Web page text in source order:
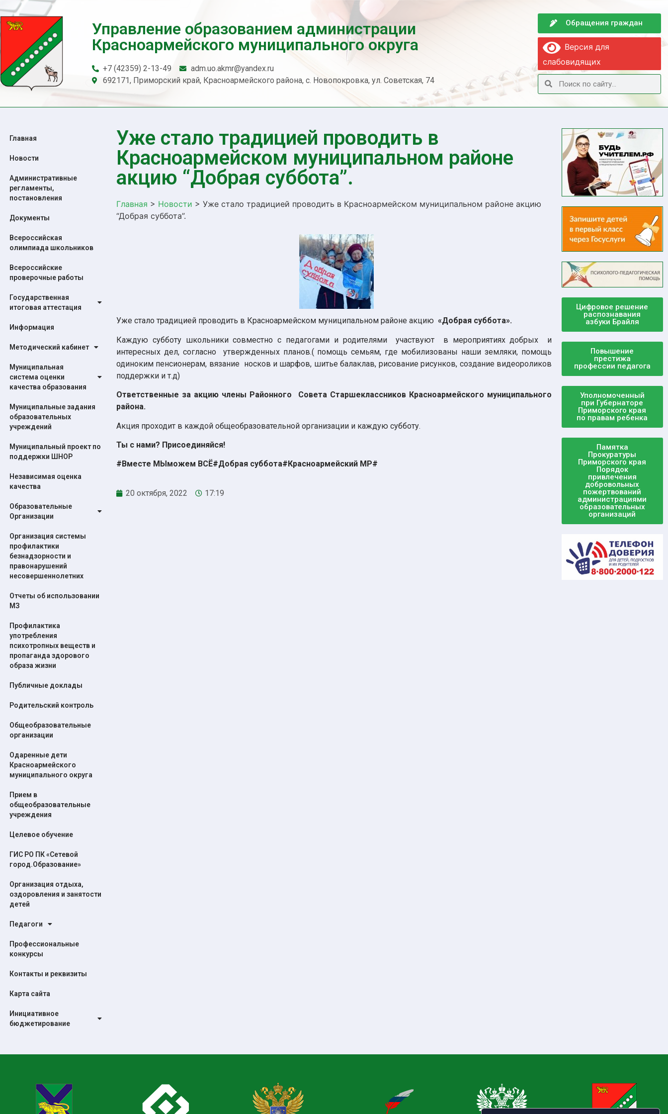
Управление образованием администрации
Красноармейского муниципального округа
+7 (42359) 2-13-49
adm.uo.akmr@yandex.ru
692171, Приморский край, Красноармейского района, с. Новопокровка, ул. Советская, 74
Обращения граждан
Версия для
слабовидящих
Главная
Новости
Административные
регламенты,
постановления
Документы
Всероссийская
олимпиада школьников
Всероссийские
проверочные работы
Государственная
итоговая аттестация
Информация
Методический кабинет
Муниципальная
система оценки
качества образования
Муниципальные задания
образовательных
учреждений
Муниципальный проект по
поддержки ШНОР
Независимая оценка
качества
Образовательные
Организации
Организация системы
профилактики
безнадзорности и
правонарушений
несовершеннолетних
Отчеты об использовании
МЗ
Профилактика
употребления
психотропных веществ и
пропаганда здорового
образа жизни
Публичные доклады
Родительский контроль
Общеобразовательные
организации
Одаренные дети
Красноармейского
муниципального округа
Прием в
общеобразовательные
учреждения
Целевое обучение
ГИС РО ПК «Сетевой
город.Образование»
Организация отдыха,
оздоровления и занятости
детей
Педагоги
Профессиональные
конкурсы
Контакты и реквизиты
Карта сайта
Инициативное
бюджетирование
Уже стало традицией проводить в
Красноармейском муниципальном районе
акцию “Добрая суббота”.
Главная > Новости > Уже стало традицией проводить в Красноармейском муниципальном районе акцию
“Добрая суббота”.
Уже стало традицией проводить в Красноармейском муниципальном районе акцию «Добрая суббота».
Каждую субботу школьники совместно с педагогами и родителями участвуют в мероприятиях добрых и
интересных дел, согласно утвержденных планов.( помощь семьям, где мобилизованы наши земляки, помощь
одиноким пенсионерам, вязание носков и шарфов, шитье балаклав, рисование рисунков, создание видеороликов
поддержки и т.д)
Ответственные за акцию члены Районного Совета Старшеклассников Красноармейского муниципального
района.
Акция проходит в каждой общеобразовательной организации и каждую субботу.
Ты с нами? Присоединяйся!
#Вместе МЫможем ВСЁ#Добрая суббота#Красноармейский МР#
20 октября, 2022 17:19
Цифровое решение
распознавания
азбуки Брайля
Повышение
престижа
профессии педагога
Уполномоченный
при Губернаторе
Приморского края
по правам ребенка
Памятка
Прокуратуры
Приморского края
Порядок
привлечения
добровольных
пожертвований
администрациями
образовательных
организаций